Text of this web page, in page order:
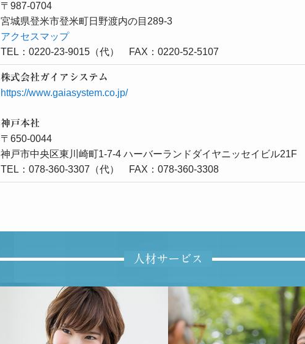
〒987-0704
宮城県登米市登米町日野渡内の目289-3
アクセスマップ
TEL：0220-23-9015（代） FAX：0220-52-5107
株式会社ガイアシステム
https://www.gaiasystem.co.jp/
神戸本社
〒650-0044
神戸市中央区東川崎町1-7-4 ハーバーランドダイヤニッセイビル21F
TEL：078-360-3307（代） FAX：078-360-3308
人材サービス